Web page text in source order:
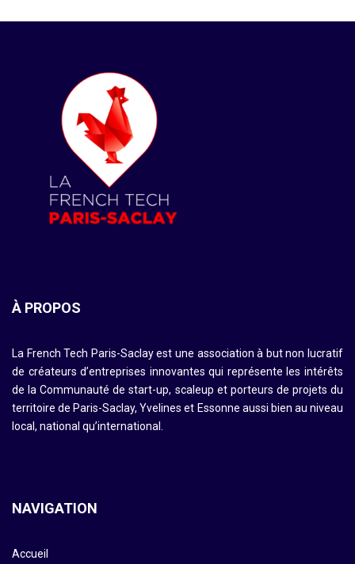
À PROPOS
La French Tech Paris-Saclay est une association à but non lucratif
de créateurs d’entreprises innovantes qui représente les intérêts
de la Communauté de start-up, scaleup et porteurs de projets du
territoire de Paris-Saclay, Yvelines et Essonne aussi bien au niveau
local, national qu’international.
NAVIGATION
Accueil